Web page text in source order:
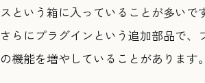
スという箱に入っていることが多いで
さらにプラグインという追加部品で、
の機能を増やしていることがあります。